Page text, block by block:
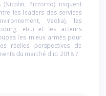
Pizzorno) risquent
les leaders des services
Veolia), les
etc.) et les acteurs
les mieux armés pour
réelles perspectives de
du marché d'ici 2018 ?